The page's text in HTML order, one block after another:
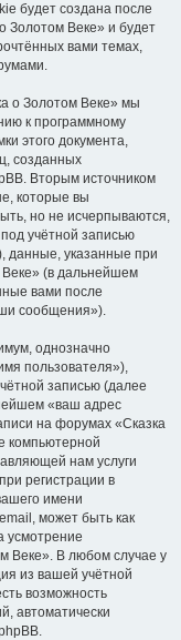
будет создана после
Золотом Веке» и будет
вами темах,
о Золотом Веке» мы
к программному
этого документа,
созданных
Вторым источником
которые вы
но не исчерпываются,
учётной записью
данные, указанные при
Веке» (в дальнейшем
вами после
сообщения»).
однозначно
пользователя»),
записью (далее
«ваш адрес
на форумах «Сказка
компьютерной
нам услуги
регистрации в
имени
может быть как
усмотрение
Веке». В любом случае у
из вашей учётной
возможность
автоматически